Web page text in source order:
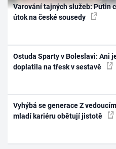
Varování tajných služeb: Putin
útok na české sousedy
Ostuda Sparty v Boleslavi: Ani
doplatila na třesk v sestavě
Vyhýbá se generace Z
mladí kariéru obětují jistotě